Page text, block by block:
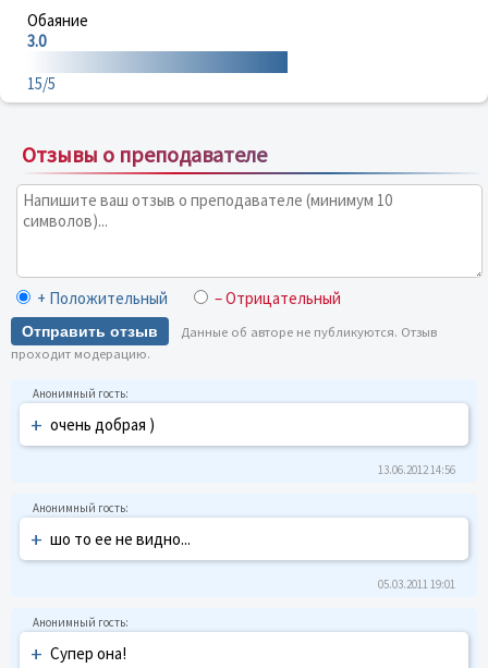
Обаяние
3.0
15/5
Отзывы о преподавателе
+ Положительный – Отрицательный
Отправить отзыв
Данные об авторе не публикуются. Отзыв
проходит модерацию.
+ очень добрая )
13.06.2012 14:56
+ шо то ее не видно...
05.03.2011 19:01
+ Супер она!